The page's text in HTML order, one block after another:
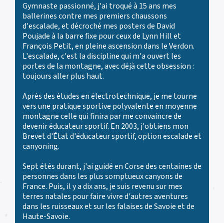
Gymnaste passionné, j'ai troqué à 15 ans mes
ballerines contre mes premiers chaussons
d'escalade, et décroché mes posters de David
Poujade à la barre fixe pour ceux de Lynn Hill et
François Petit, en pleine ascension dans le Verdon.
L'escalade, c'est la discipline qui m'a ouvert les
portes de la montagne, avec déjà cette obsession :
toujours aller plus haut.
Après des études en électrotechnique, je me tourne
vers une pratique sportive polyvalente en moyenne
montagne celle qui finira par me convaincre de
devenir éducateur sportif. En 2003, j'obtiens mon
Brevet d'État d'éducateur sportif, option escalade et
canyoning.
Sept étés durant, j'ai guidé en Corse des centaines de
personnes dans les plus somptueux canyons de
France. Puis, il y a dix ans, je suis revenu sur mes
terres natales pour faire vivre d'autres aventures
dans les ruisseaux et sur les falaises de Savoie et de
Haute-Savoie.